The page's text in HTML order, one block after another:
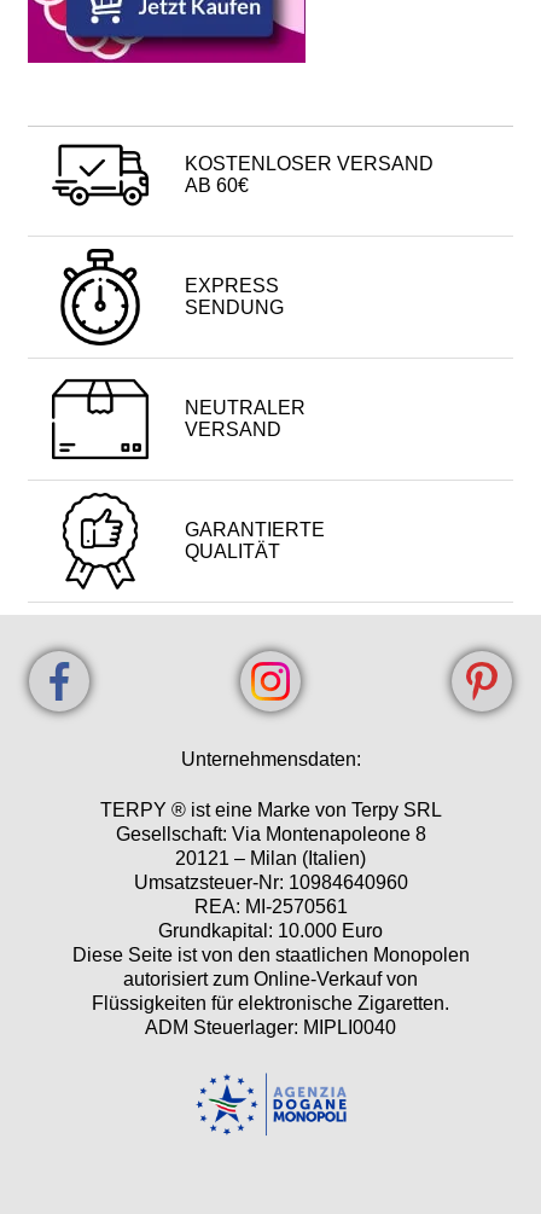
KOSTENLOSER VERSAND
AB 60€
EXPRESS
SENDUNG
NEUTRALER
VERSAND
GARANTIERTE
QUALITÄT
Unternehmensdaten:
TERPY ® ist eine Marke von Terpy SRL
Gesellschaft: Via Montenapoleone 8
20121 – Milan (Italien)
Umsatzsteuer-Nr: 10984640960
REA: MI-2570561
Grundkapital: 10.000 Euro
Diese Seite ist von den staatlichen Monopolen
autorisiert zum Online-Verkauf von
Flüssigkeiten für elektronische Zigaretten.
ADM Steuerlager: MIPLI0040